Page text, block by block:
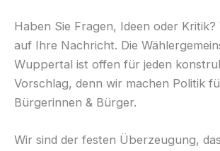
Haben Sie Fragen, Ideen oder
auf Ihre Nachricht. Die
Wuppertal ist offen für jeden
Vorschlag, denn wir machen Politik
Bürgerinnen & Bürger.
Wir sind der festen Überzeugung,